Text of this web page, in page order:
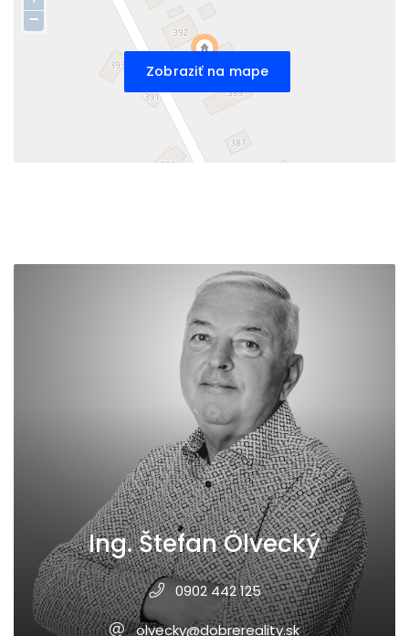
Zobraziť na mape
−
Ing. Štefan Ölvecký
0902 442 125
olvecky@dobrereality.sk